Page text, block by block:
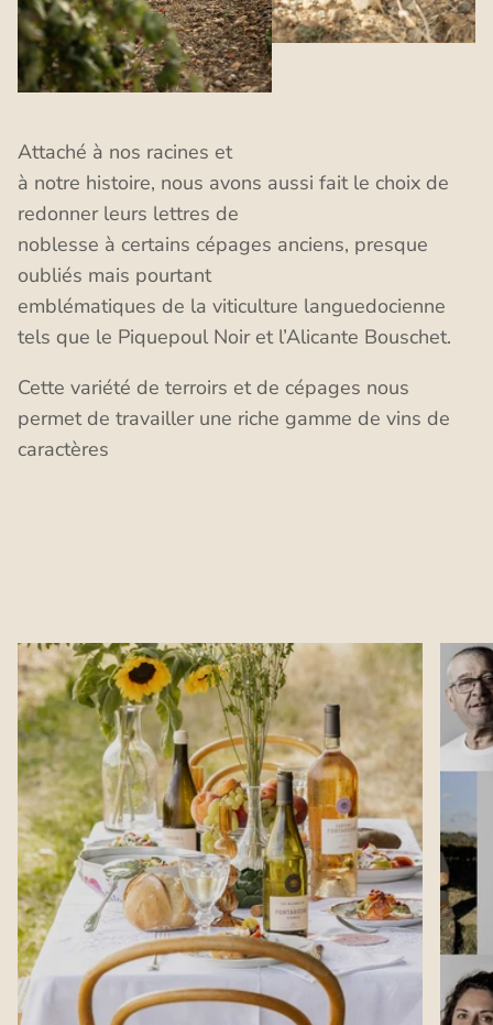
Attaché à nos racines et
à notre histoire, nous avons aussi fait le choix de
redonner leurs lettres de
noblesse à certains cépages anciens, presque
oubliés mais pourtant
emblématiques de la viticulture languedocienne
tels que le Piquepoul Noir et l’Alicante Bouschet.
Cette variété de terroirs et de cépages nous
permet de travailler une riche gamme de vins de
caractères